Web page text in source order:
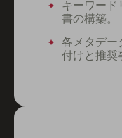
キーワード
書の構築。
各メタデー
付けと推奨